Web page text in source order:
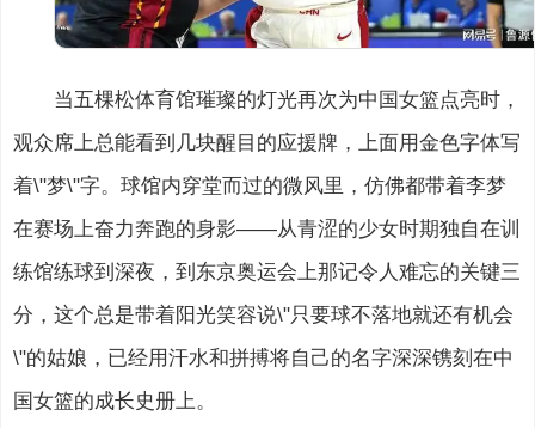
当五棵松体育馆璀璨的灯光再次为中国女篮点亮时，
观众席上总能看到几块醒目的应援牌，上面用金色字体写
着\"梦\"字。球馆内穿堂而过的微风里，仿佛都带着李梦
在赛场上奋力奔跑的身影——从青涩的少女时期独自在训
练馆练球到深夜，到东京奥运会上那记令人难忘的关键三
分，这个总是带着阳光笑容说\"只要球不落地就还有机会
\"的姑娘，已经用汗水和拼搏将自己的名字深深镌刻在中
国女篮的成长史册上。